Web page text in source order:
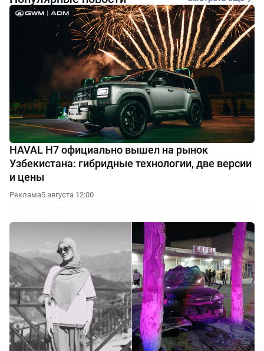
HAVAL H7 официально вышел на рынок
Узбекистана: гибридные технологии, две версии
и цены
Реклама5 августа 12:00